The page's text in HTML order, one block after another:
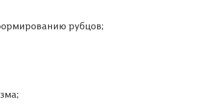
рубцов;